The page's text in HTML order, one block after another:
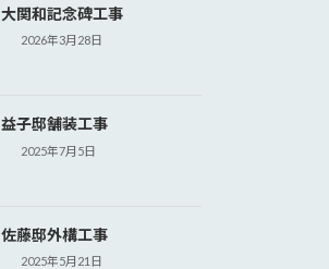
大関和記念碑工事
2026年3月28日
益子邸舗装工事
2025年7月5日
佐藤邸外構工事
2025年5月21日